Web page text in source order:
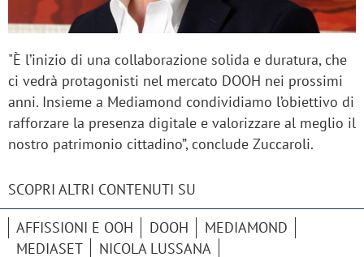
"È l’inizio di una collaborazione solida e duratura, che
ci vedrà protagonisti nel mercato DOOH nei prossimi
anni. Insieme a Mediamond condividiamo l’obiettivo di
rafforzare la presenza digitale e valorizzare al meglio il
nostro patrimonio cittadino”, conclude Zuccaroli.
SCOPRI ALTRI CONTENUTI SU
AFFISSIONI E OOH DOOH
MEDIAMOND
MEDIASET
NICOLA LUSSANA